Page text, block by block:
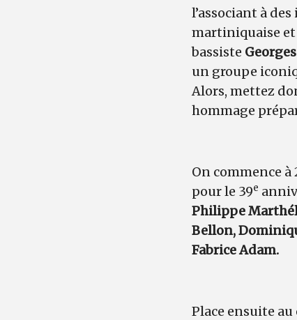
l’associant à
martiniquaise
bassiste
un groupe
Alors, mettez
hommage
On commence à
pour le 39e
Philippe
Bellon,
Fabrice Adam.
Place ensuite